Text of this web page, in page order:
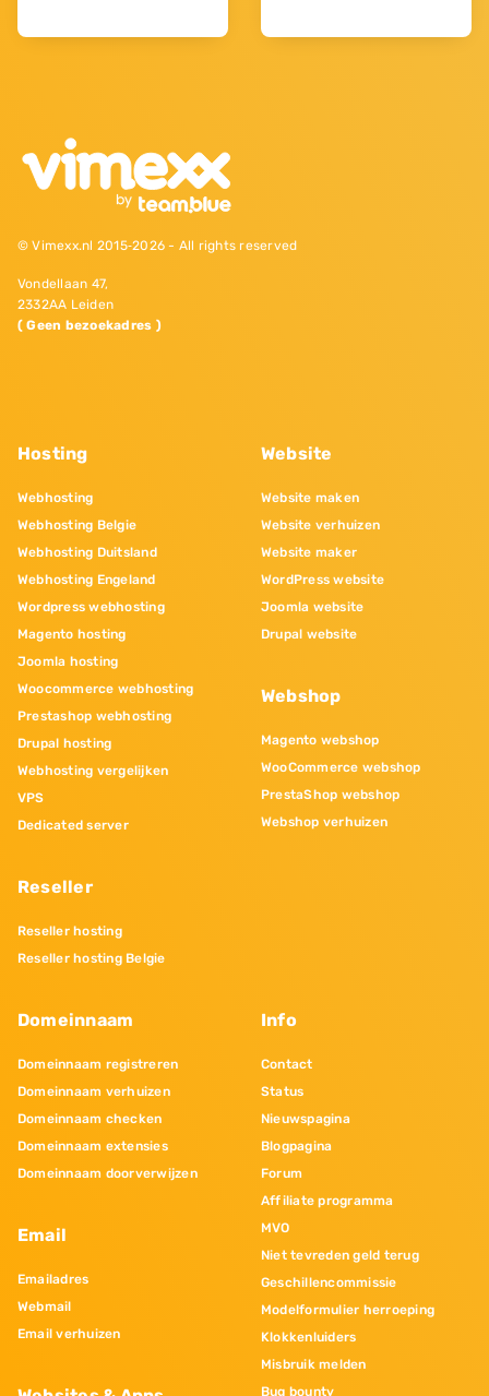
© Vimexx.nl 2015‐2026 - All rights reserved
Vondellaan 47,
2332AA Leiden
( Geen bezoekadres )
Hosting
Webhosting
Webhosting Belgie
Webhosting Duitsland
Webhosting Engeland
Wordpress webhosting
Magento hosting
Joomla hosting
Woocommerce webhosting
Prestashop webhosting
Drupal hosting
Webhosting vergelijken
VPS
Dedicated server
Reseller
Reseller hosting
Reseller hosting Belgie
Website
Website maken
Website verhuizen
Website maker
WordPress website
Joomla website
Drupal website
Webshop
Magento webshop
WooCommerce webshop
PrestaShop webshop
Webshop verhuizen
Domeinnaam
Domeinnaam registreren
Domeinnaam verhuizen
Domeinnaam checken
Domeinnaam extensies
Domeinnaam doorverwijzen
Email
Emailadres
Webmail
Email verhuizen
Info
Contact
Status
Nieuwspagina
Blogpagina
Forum
Affiliate programma
MVO
Niet tevreden geld terug
Geschillencommissie
Modelformulier herroeping
Klokkenluiders
Misbruik melden
Bug bounty